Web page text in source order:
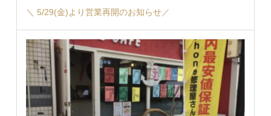
＼ 5/29(金)より営業再開のお知らせ／